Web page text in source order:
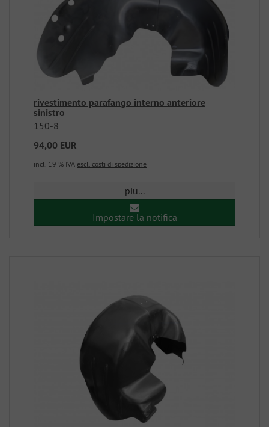
rivestimento parafango interno anteriore
sinistro
150-8
94,00 EUR
incl. 19 % IVA escl. costi di spedizione
piu...
Impostare la notifica